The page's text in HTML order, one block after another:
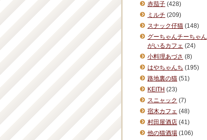
赤茄子 (428)
ミルチ (209)
スナック仔猫 (148)
グーちゃんチーちゃん
がいるカフェ (24)
小料理あづさ (8)
はやちゃんち (195)
路地裏の猫 (51)
KEITH (23)
スニャック (7)
宿木カフェ (48)
村田屋酒店 (41)
他の猫酒場 (106)